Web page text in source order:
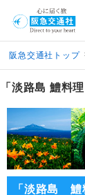
阪急交通社トップ
「淡路島 鱧料
「淡路島